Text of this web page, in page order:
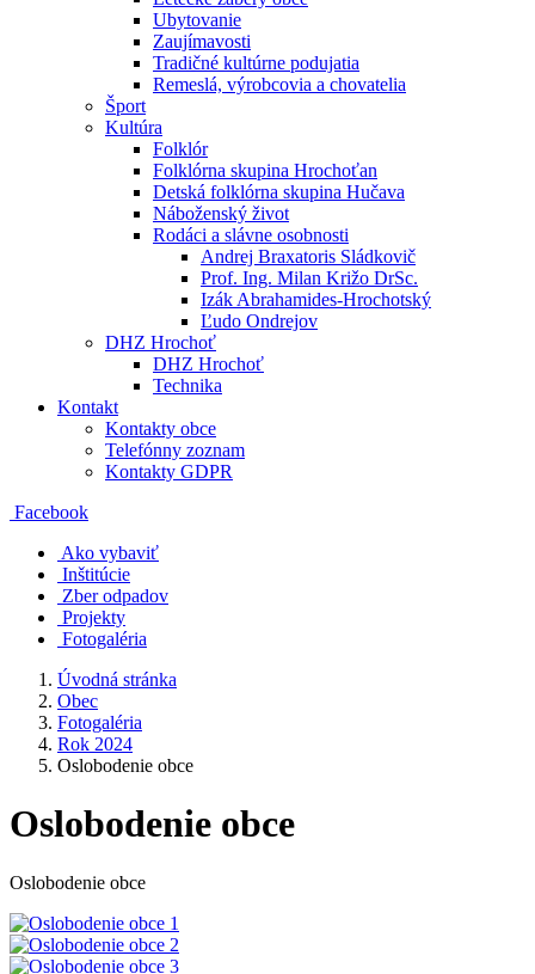
Ubytovanie
Zaujímavosti
Tradičné kultúrne podujatia
Remeslá, výrobcovia a chovatelia
Šport
Kultúra
Folklór
Folklórna skupina Hrochoťan
Detská folklórna skupina Hučava
Náboženský život
Rodáci a slávne osobnosti
Andrej Braxatoris Sládkovič
Prof. Ing. Milan Križo DrSc.
Izák Abrahamides-Hrochotský
Ľudo Ondrejov
DHZ Hrochoť
DHZ Hrochoť
Technika
Kontakt
Kontakty obce
Telefónny zoznam
Kontakty GDPR
Facebook
Ako vybaviť
Inštitúcie
Zber odpadov
Projekty
Fotogaléria
Úvodná stránka
Obec
Fotogaléria
Rok 2024
Oslobodenie obce
Oslobodenie obce
Oslobodenie obce